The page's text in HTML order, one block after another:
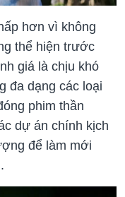
hơn vì không
thể hiện trước
giá là chịu khó
đa dạng các loại
phim thần
dự án chính kịch
để làm mới